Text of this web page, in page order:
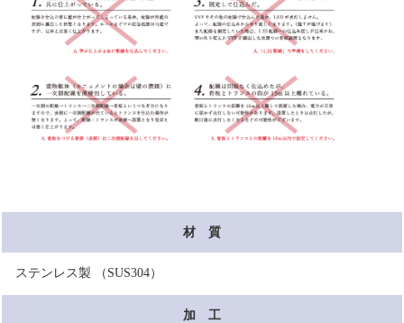
材 質
ステンレス製 （SUS304）
加 工